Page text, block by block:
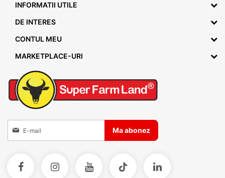
INFORMATII UTILE
DE INTERES
CONTUL MEU
MARKETPLACE-URI
Inscrieti-va la Buletinele noastre informative
Ma abonez